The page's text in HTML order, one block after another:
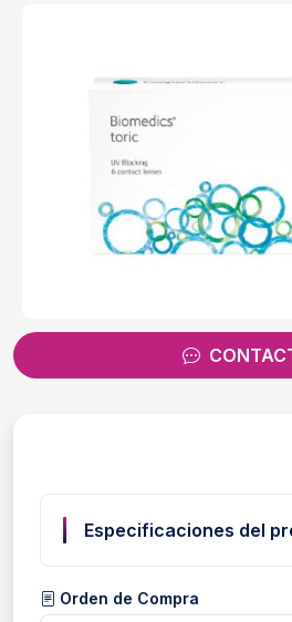
Especificaciones del
Orden de Compra